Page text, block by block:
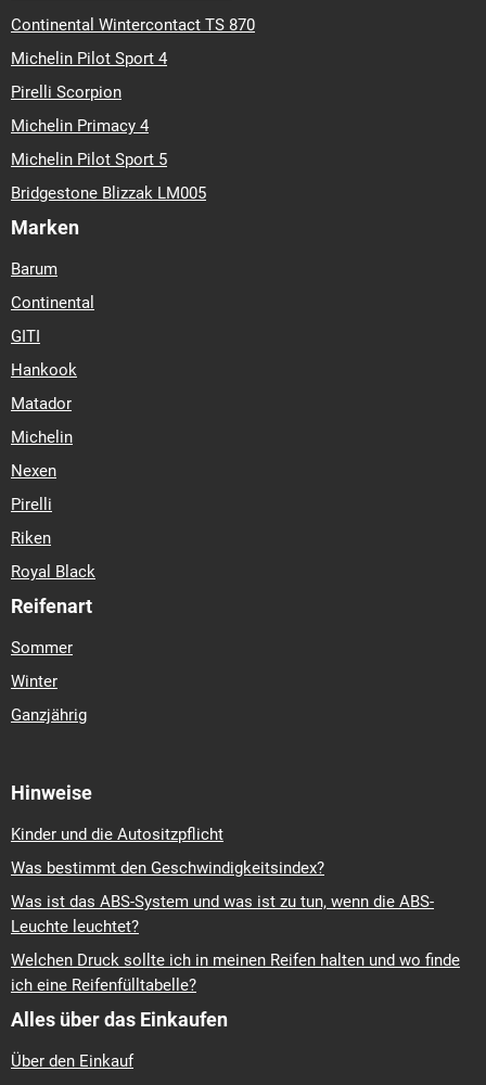
Continental Wintercontact TS 870
Michelin Pilot Sport 4
Pirelli Scorpion
Michelin Primacy 4
Michelin Pilot Sport 5
Bridgestone Blizzak LM005
Marken
Barum
Continental
GITI
Hankook
Matador
Michelin
Nexen
Pirelli
Riken
Royal Black
Reifenart
Sommer
Winter
Ganzjährig
Hinweise
Kinder und die Autositzpflicht
Was bestimmt den Geschwindigkeitsindex?
Was ist das ABS-System und was ist zu tun, wenn die ABS-
Leuchte leuchtet?
Welchen Druck sollte ich in meinen Reifen halten und wo finde
ich eine Reifenfülltabelle?
Alles über das Einkaufen
Über den Einkauf